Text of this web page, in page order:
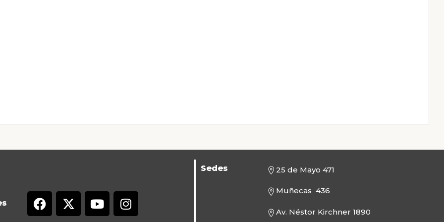
Sedes 25 de Mayo 471
Muñecas 436
Av. Néstor Kirchner 1890